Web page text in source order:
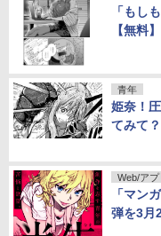
「もし
【無料】
青年
姫奈！
てみて
Web/アプ
「マン
弾を3月